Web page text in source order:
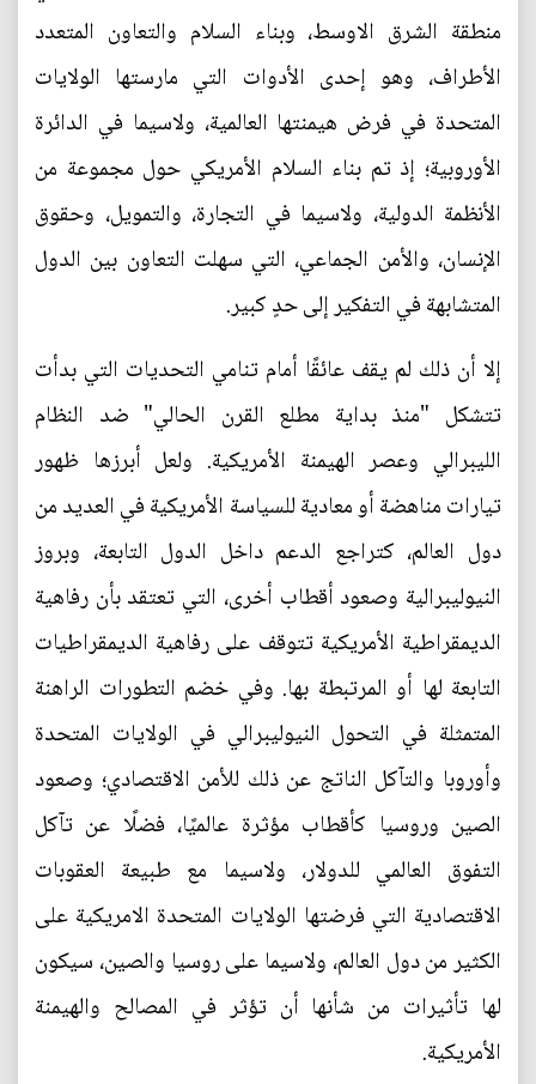
منطقة الشرق الاوسط، وبناء السلام والتعاون المتعدد
الأطراف، وهو إحدى الأدوات التي مارستها الولايات
المتحدة في فرض هيمنتها العالمية، ولاسيما في الدائرة
الأوروبية؛ إذ تم بناء السلام الأمريكي حول مجموعة من
الأنظمة الدولية، ولاسيما في التجارة، والتمويل، وحقوق
الإنسان، والأمن الجماعي، التي سهلت التعاون بين الدول
المتشابهة في التفكير إلى حدٍ كبير.
إلا أن ذلك لم يقف عائقًا أمام تنامي التحديات التي بدأت
تتشكل "منذ بداية مطلع القرن الحالي" ضد النظام
الليبرالي وعصر الهيمنة الأمريكية. ولعل أبرزها ظهور
تيارات مناهضة أو معادية للسياسة الأمريكية في العديد من
دول العالم، كتراجع الدعم داخل الدول التابعة، وبروز
النيوليبرالية وصعود أقطاب أخرى، التي تعتقد بأن رفاهية
الديمقراطية الأمريكية تتوقف على رفاهية الديمقراطيات
التابعة لها أو المرتبطة بها. وفي خضم التطورات الراهنة
المتمثلة في التحول النيوليبرالي في الولايات المتحدة
وأوروبا والتآكل الناتج عن ذلك للأمن الاقتصادي؛ وصعود
الصين وروسيا كأقطاب مؤثرة عالميًا، فضلًا عن تآكل
التفوق العالمي للدولار، ولاسيما مع طبيعة العقوبات
الاقتصادية التي فرضتها الولايات المتحدة الامريكية على
الكثير من دول العالم، ولاسيما على روسيا والصين، سيكون
لها تأثيرات من شأنها أن تؤثر في المصالح والهيمنة
الأمريكية.